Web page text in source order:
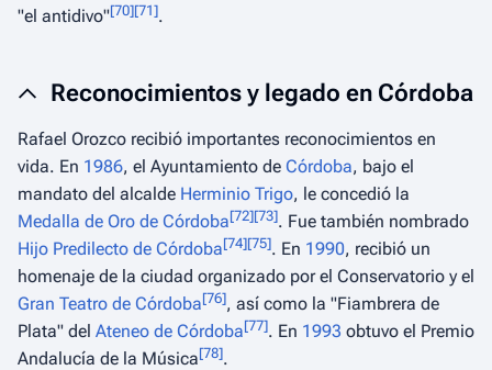
"el antidivo"[70][71].
Reconocimientos y legado en Córdoba
Rafael Orozco recibió importantes reconocimientos en
vida. En 1986, el Ayuntamiento de Córdoba, bajo el
mandato del alcalde Herminio Trigo, le concedió la
Medalla de Oro de Córdoba[72][73]. Fue también nombrado
Hijo Predilecto de Córdoba[74][75]. En 1990, recibió un
homenaje de la ciudad organizado por el Conservatorio y el
Gran Teatro de Córdoba[76], así como la "Fiambrera de
Plata" del Ateneo de Córdoba[77]. En 1993 obtuvo el Premio
Andalucía de la Música[78].